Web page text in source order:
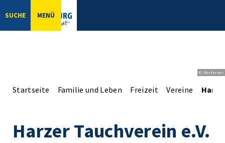
SUCHE MENÜ
© bbsferrari
Startseite Familie und Leben Freizeit Vereine
Harzer Tauchverein e.V.